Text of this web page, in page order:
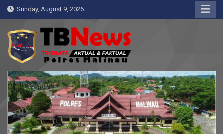
Skip
to
content
Sunday, August 9, 2026
Pelangiresmalinau.com
Beranda Warta Bhayangkara